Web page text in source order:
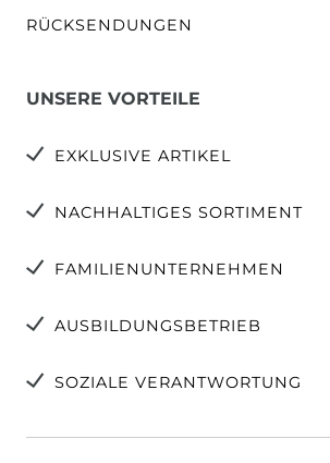
RÜCKSENDUNGEN
UNSERE VORTEILE
EXKLUSIVE ARTIKEL
NACHHALTIGES SORTIMENT
FAMILIENUNTERNEHMEN
AUSBILDUNGSBETRIEB
SOZIALE VERANTWORTUNG